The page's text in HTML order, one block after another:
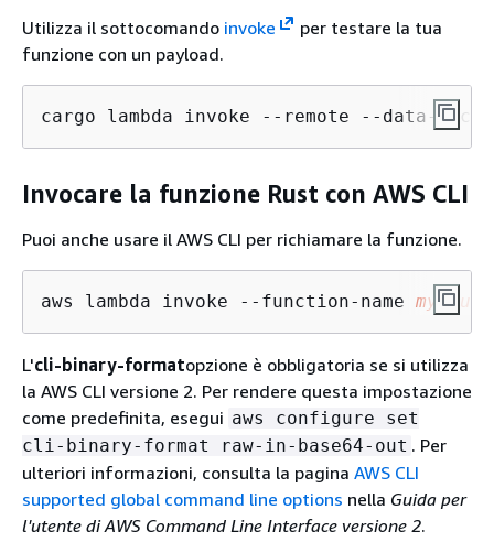
Utilizza il sottocomando invoke
per testare la tua
funzione con un payload.
cargo lambda invoke --remote --data-
Invocare la funzione Rust con AWS CLI
Puoi anche usare il AWS CLI per richiamare la funzione.
aws lambda invoke --function-name my-
L'cli-binary-formatopzione è obbligatoria se si utilizza
la AWS CLI versione 2. Per rendere questa impostazione
come predefinita, esegui aws configure set
cli-binary-format raw-in-base64-out . Per
ulteriori informazioni, consulta la pagina AWS CLI
supported global command line options nella Guida per
l'utente di AWS Command Line Interface versione 2.